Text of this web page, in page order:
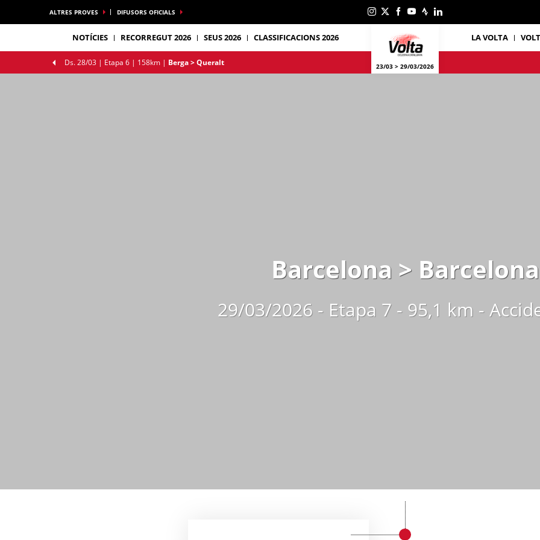
ALTRES PROVES DIFUSORS OFICIALS
NOTÍCIES RECORREGUT 2026 SEUS 2026 CLASSIFICACIONS 2026
23/03 > 29/03/2026
LA VOLTA
Ds. 28/03 | Etapa 6 | 158km | Berga > Queralt
Barcelona > Barcelona
29/03/2026 - Etapa 7 - 95,1 km -